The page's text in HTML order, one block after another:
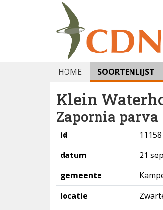
HOME SOORTENLIJST
Klein
Zapornia parva
id
11158
datum
21
gemeente
locatie